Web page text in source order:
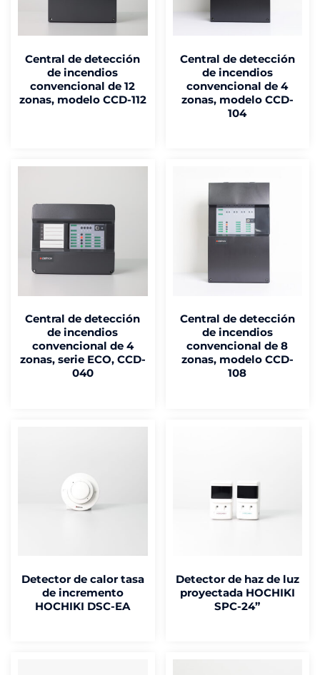
Central de detección
de incendios
convencional de 12
zonas, modelo CCD-112
Central de detección
de incendios
convencional de 4
zonas, modelo CCD-
104
Central de detección
de incendios
convencional de 4
zonas, serie ECO, CCD-
040
Central de detección
de incendios
convencional de 8
zonas, modelo CCD-
108
Detector de calor tasa
de incremento
HOCHIKI DSC-EA
Detector de haz de luz
proyectada HOCHIKI
SPC-24”